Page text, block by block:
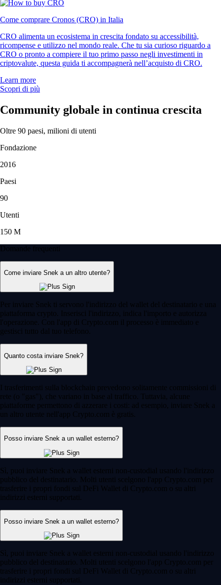
Come comprare Cronos (CRO) in Italia
CRO alimenta un ecosistema in crescita fondato su accessibilità,
ricompense e utilizzo nel mondo reale. Che tu sia curioso riguardo a
CRO o pronto a compiere il tuo primo passo negli investimenti in
criptovalute, questa guida ti accompagnerà nell’acquisto di CRO.
Learn more
Scopri di più
Community globale in continua crescita
Oltre 90 paesi, milioni di utenti
Fondazione
2016
Paesi
90
Utenti
150 M
Domande frequenti
Come inviare Snek a un altro utente?
Per inviare Snek ti servono l'indirizzo del wallet del destinatario e una
piattaforma crypto. Inserisci l'indirizzo, indica l'importo e autorizza
l'operazione. Con l'app di Crypto.com il processo è immediato e
gestisci tutto dal tuo telefono.
Quanto costa inviare Snek?
I trasferimenti sulla blockchain prevedono solitamente commissioni di
rete (o "gas"), che variano in base al traffico. Tuttavia, alcune
piattaforme permettono di azzerare i costi: ad esempio, inviare Snek a
un altro utente nell'app Crypto.com è gratis.
Posso inviare Snek a un wallet esterno?
Sì, puoi inviare Snek a wallet esterni non-custodial usando l'indirizzo
pubblico del destinatario. Molti utenti scelgono l'app Crypto.com per
trasferire i propri fondi sul DeFi Wallet di Crypto.com o su altri
indirizzi esterni supportati.
Posso inviare Snek a un wallet esterno?
Sì, puoi inviare Snek a wallet esterni non-custodial usando l'indirizzo
pubblico del destinatario. Molti utenti scelgono l'app Crypto.com per
trasferire i propri fondi sul DeFi Wallet di Crypto.com o su altri
indirizzi esterni supportati.